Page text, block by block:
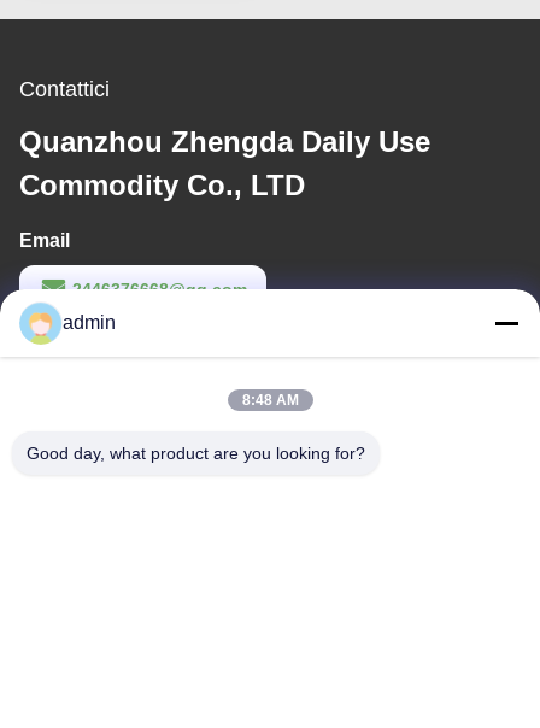
Contattici
Quanzhou Zhengda Daily Use
Commodity Co., LTD
Email
2446376668@qq.com
Tempo di lavoro
admin
8:48 AM
Good day, what product are you looking for?